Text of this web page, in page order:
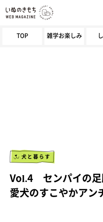
TOP 雑学お楽しみ
犬と暮らす
Vol.4 センパイの足
愛犬のすこやかアン